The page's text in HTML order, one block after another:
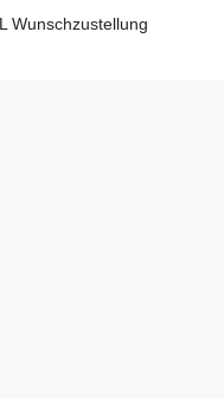
Wunschzustellung